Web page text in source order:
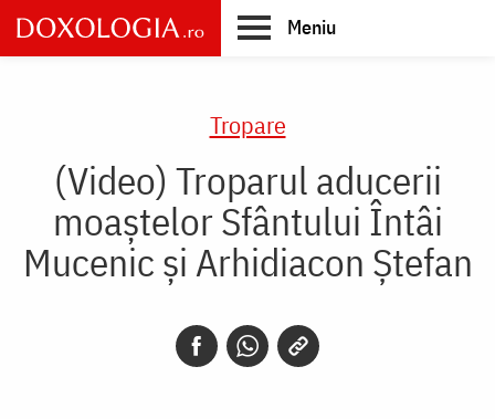
Skip
to
main
Meniu
Tropare
(Video) Troparul aducerii
moaștelor Sfântului Întâi
Mucenic și Arhidiacon Ștefan